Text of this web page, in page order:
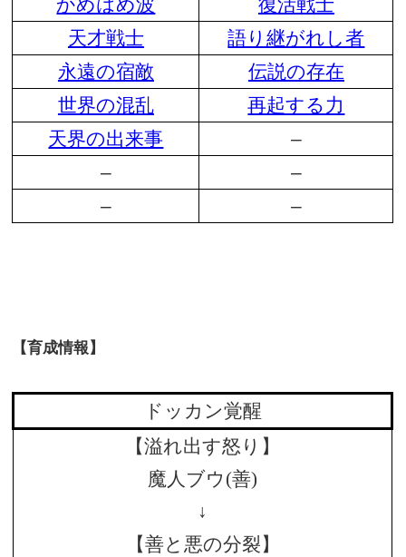
かめはめ波
復活戦士
天才戦士
語り継がれし者
永遠の宿敵
伝説の存在
世界の混乱
再起する力
天界の出来事
–
–
–
–
–
【育成情報】
ドッカン覚醒
【溢れ出す怒り】
魔人ブウ(善)
↓
【善と悪の分裂】